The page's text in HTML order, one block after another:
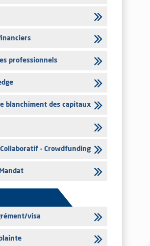
du 4 août 2026
de certificats de dépôt
internet les publications réalisées
du 3 août 2026
d'OPCVM accordés par l'AMMC
mensuels du marché des
professionnels
blanchiment des capitaux
- Crowdfunding
visa